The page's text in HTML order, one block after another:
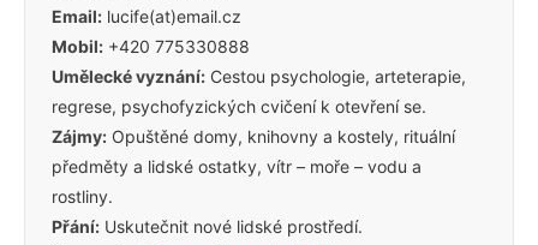
Email: lucife(at)email.cz
Mobil: +420 775330888
Umělecké vyznání: Cestou psychologie, arteterapie,
regrese, psychofyzických cvičení k otevření se.
Zájmy: Opuštěné domy, knihovny a kostely, rituální
předměty a lidské ostatky, vítr – moře – vodu a
rostliny.
Přání: Uskutečnit nové lidské prostředí.